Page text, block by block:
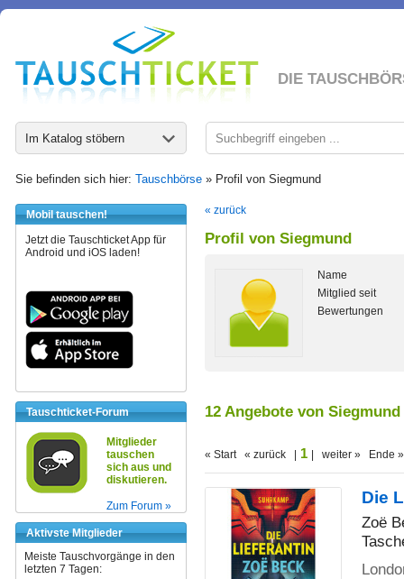
DIE
Im Katalog stöbern
Sie befinden sich hier: Tauschbörse » Profil von Siegmund
Mobil tauschen!
Jetzt die Tauschticket App für
Android und iOS laden!
Tauschticket-Forum
Mitglieder
tauschen
sich aus und
diskutieren.
Zum Forum »
Aktivste Mitglieder
Meiste Tauschvorgänge in den
letzten 7 Tagen:
« zurück
Profil von Siegmund
Name
Mitglied seit
Bewertungen
12 Angebote von Siegmund
« Start « zurück | 1 | weiter » Ende »
Die
Zoë